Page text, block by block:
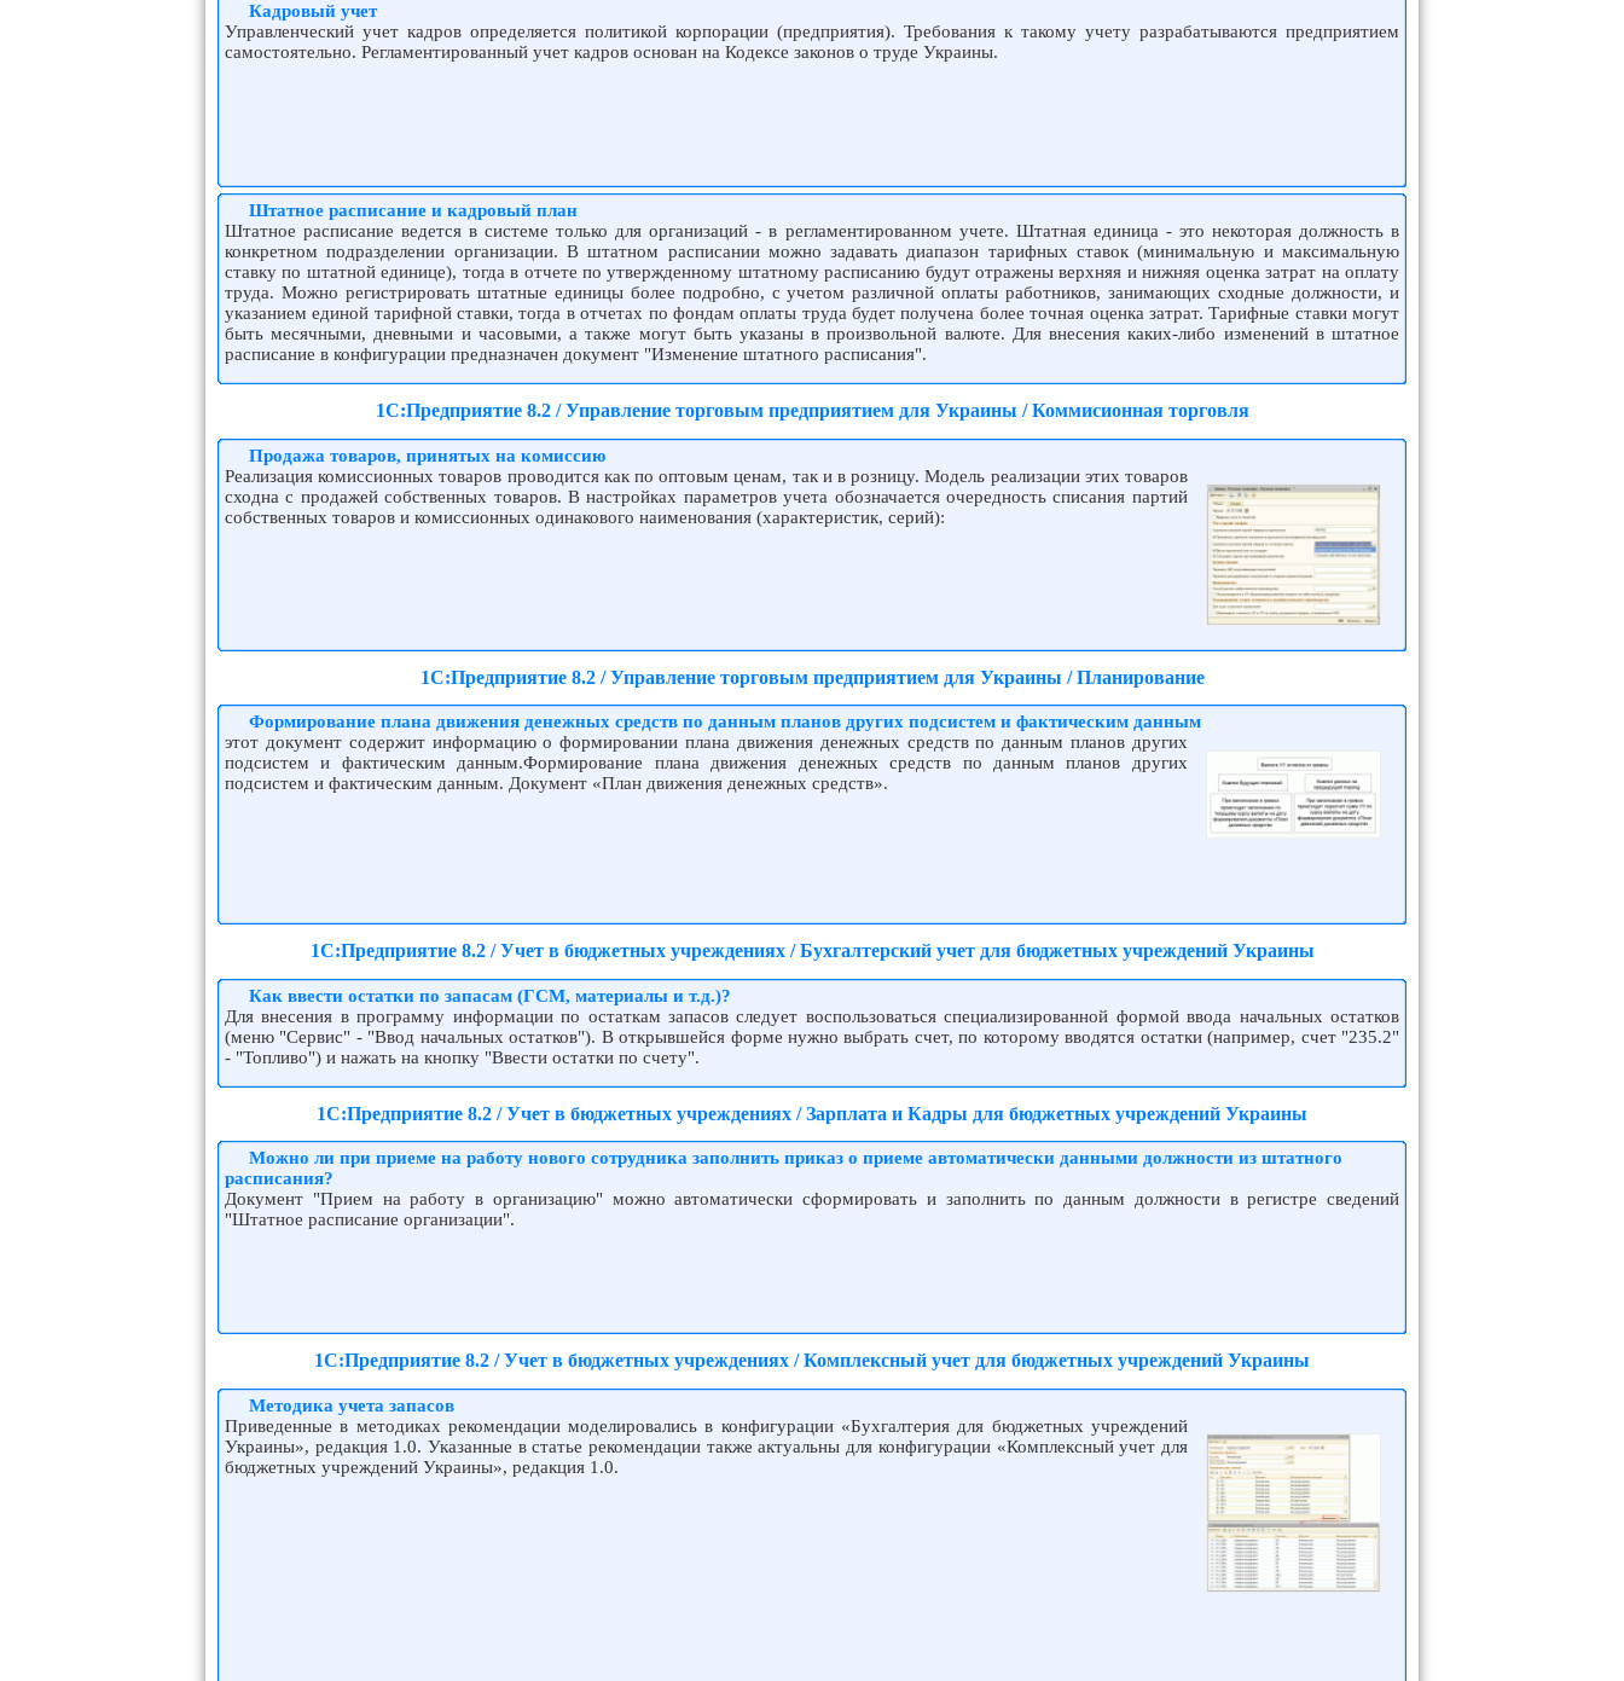
Кадровый учет
Управленческий учет кадров определяется политикой корпорации (предприятия). Требования к такому учету разрабатываются предприятием
самостоятельно. Регламентированный учет кадров основан на Кодексе законов о труде Украины.
Штатное расписание и кадровый план
Штатное расписание ведется в системе только для организаций - в регламентированном учете. Штатная единица - это некоторая должность в
конкретном подразделении организации. В штатном расписании можно задавать диапазон тарифных ставок (минимальную и максимальную
ставку по штатной единице), тогда в отчете по утвержденному штатному расписанию будут отражены верхняя и нижняя оценка затрат на оплату
труда. Можно регистрировать штатные единицы более подробно, с учетом различной оплаты работников, занимающих сходные должности, и
указанием единой тарифной ставки, тогда в отчетах по фондам оплаты труда будет получена более точная оценка затрат. Тарифные ставки могут
быть месячными, дневными и часовыми, а также могут быть указаны в произвольной валюте. Для внесения каких-либо изменений в штатное
расписание в конфигурации предназначен документ "Изменение штатного расписания".
1С:Предприятие 8.2 / Управление торговым предприятием для Украины / Коммисионная торговля
Продажа товаров, принятых на комиссию
Реализация комиссионных товаров проводится как по оптовым ценам, так и в розницу. Модель реализации этих товаров
сходна с продажей собственных товаров. В настройках параметров учета обозначается очередность списания партий
собственных товаров и комиссионных одинакового наименования (характеристик, серий):
1С:Предприятие 8.2 / Управление торговым предприятием для Украины / Планирование
Формирование плана движения денежных средств по данным планов других подсистем и фактическим данным
этот документ содержит информацию о формировании плана движения денежных средств по данным планов других
подсистем и фактическим данным.Формирование плана движения денежных средств по данным планов других
подсистем и фактическим данным. Документ «План движения денежных средств».
1С:Предприятие 8.2 / Учет в бюджетных учреждениях / Бухгалтерский учет для бюджетных учреждений Украины
Как ввести остатки по запасам (ГСМ, материалы и т.д.)?
Для внесения в программу информации по остаткам запасов следует воспользоваться специализированной формой ввода начальных остатков
(меню "Сервис" - "Ввод начальных остатков"). В открывшейся форме нужно выбрать счет, по которому вводятся остатки (например, счет "235.2"
- "Топливо") и нажать на кнопку "Ввести остатки по счету".
1С:Предприятие 8.2 / Учет в бюджетных учреждениях / Зарплата и Кадры для бюджетных учреждений Украины
Можно ли при приеме на работу нового сотрудника заполнить приказ о приеме автоматически данными должности из штатного
расписания?
Документ "Прием на работу в организацию" можно автоматически сформировать и заполнить по данным должности в регистре сведений
"Штатное расписание организации".
1С:Предприятие 8.2 / Учет в бюджетных учреждениях / Комплексный учет для бюджетных учреждений Украины
Методика учета запасов
Приведенные в методиках рекомендации моделировались в конфигурации «Бухгалтерия для бюджетных учреждений
Украины», редакция 1.0. Указанные в статье рекомендации также актуальны для конфигурации «Комплексный учет для
бюджетных учреждений Украины», редакция 1.0.